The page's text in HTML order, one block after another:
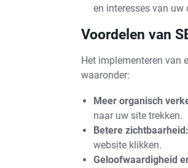
en interesses van uw
Voordelen van
Het implementeren van
waaronder:
Meer organisch
naar uw site trekken.
Betere zichtbaarheid:
website klikken.
Geloofwaardigheid